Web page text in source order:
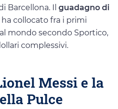
Barcellona. Il guadagno di
ha collocato fra i primi
mondo secondo Sportico,
complessivi.
Messi e la
Pulce